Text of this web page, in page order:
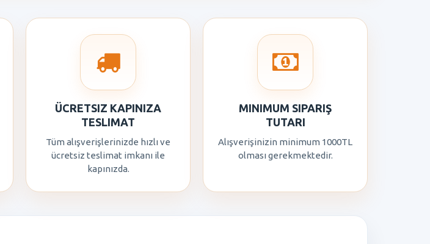
ÜCRETSIZ KAPINIZA
TESLIMAT
Tüm alışverişlerinizde hızlı ve
ücretsiz teslimat imkanı ile
kapınızda.
MINIMUM SIPARIŞ
TUTARI
Alışverişinizin minimum 1000TL
olması gerekmektedir.